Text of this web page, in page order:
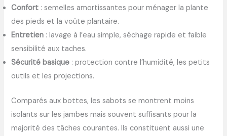
Confort : semelles amortissantes pour ménager la plante
des pieds et la voûte plantaire.
Entretien : lavage à l’eau simple, séchage rapide et faible
sensibilité aux taches.
Sécurité basique : protection contre l’humidité, les petits
outils et les projections.
Comparés aux bottes, les sabots se montrent moins
isolants sur les jambes mais souvent suffisants pour la
majorité des tâches courantes. Ils constituent aussi une